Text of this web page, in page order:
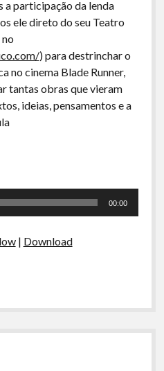
participação da lenda
ele direto do seu Teatro
) para destrinchar o
no cinema Blade Runner,
tantas obras que vieram
ideias, pensamentos e a
00:00
| Download